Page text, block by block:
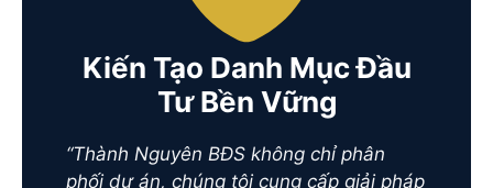
Kiến Tạo Danh Mục Đầu
Tư Bền Vững
“Thành Nguyên BĐS không chỉ phân
phối dự án, chúng tôi cung cấp giải pháp